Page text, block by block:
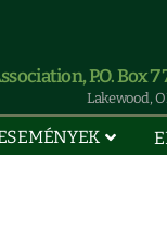
P.O. Box
Lakewood,